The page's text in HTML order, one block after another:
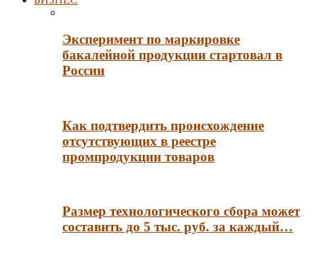
Эксперимент по маркировке
бакалейной продукции стартовал в
России
Как подтвердить происхождение
отсутствующих в реестре
промпродукции товаров
Размер технологического сбора может
составить до 5 тыс. руб. за каждый…